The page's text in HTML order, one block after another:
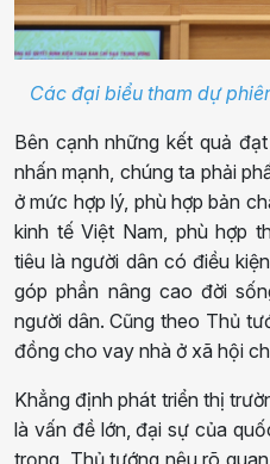
Các đại biểu tham dự
Bên cạnh những kết quả
nhấn mạnh, chúng ta phải
ở mức hợp lý, phù hợp bản
kinh tế Việt Nam, phù hợp
tiêu là người dân có điều
góp phần nâng cao đời
người dân. Cũng theo Thủ
đồng cho vay nhà ở xã hội
Khẳng định phát triển thị
là vấn đề lớn, đại sự của
trọng, Thủ tướng nêu rõ